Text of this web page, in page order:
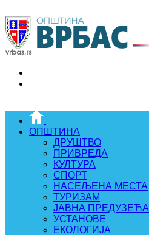
ОПШТИНА
ДРУШТВО
ПРИВРЕДА
КУЛТУРА
СПОРТ
НАСЕЉЕНА МЕСТА
ТУРИЗАМ
ЈАВНА ПРЕДУЗЕЋА
УСТАНОВЕ
ЕКОЛОГИЈА